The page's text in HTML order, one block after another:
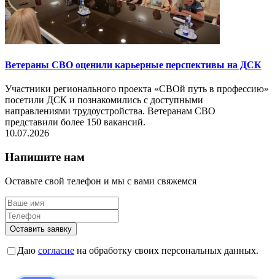
Ветераны СВО оценили карьерные перспективы на ДСК
Участники регионального проекта «СВОй путь в профессию»
посетили ДСК и познакомились с доступными
направлениями трудоустройства. Ветеранам СВО
представили более 150 вакансий.
10.07.2026
Напишите нам
Оставьте свой телефон и мы с вами свяжемся
Оставить заявку
Даю согласие на обработку своих персональных данных.